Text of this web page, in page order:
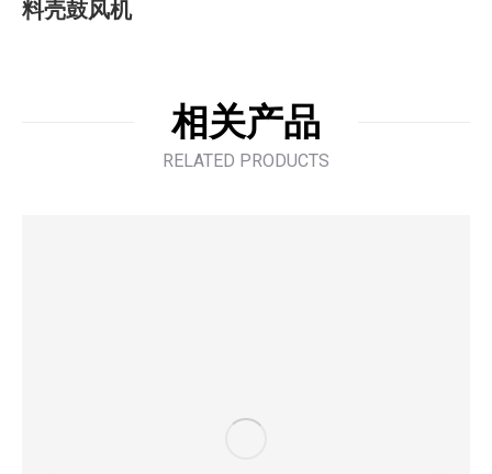
料壳鼓风机
相关产品
RELATED PRODUCTS